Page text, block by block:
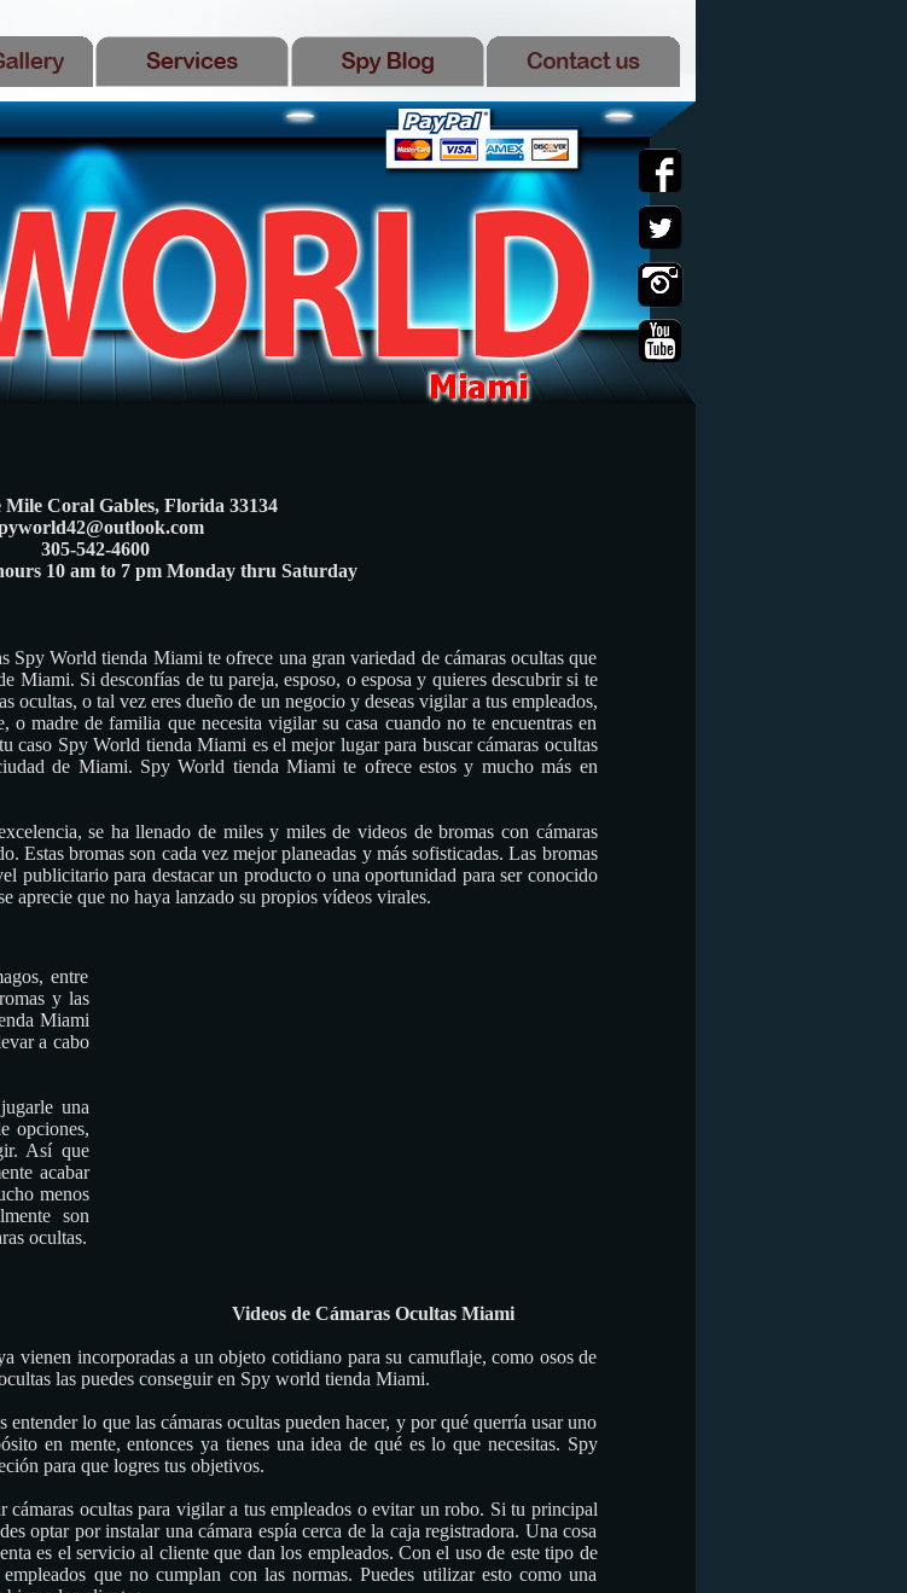
Mile Coral Gables, Florida 33134
305-542-4600
10 am to 7 pm Monday thru Saturday
Spy World tienda Miami te ofrece una gran variedad de cámaras ocultas que
Miami. Si desconfías de tu pareja, esposo, o esposa y quieres descubrir si te
ocultas, o tal vez eres dueño de un negocio y deseas vigilar a tus empleados,
o madre de familia que necesita vigilar su casa cuando no te encuentras en
caso Spy World tienda Miami es el mejor lugar para buscar cámaras ocultas
de Miami. Spy World tienda Miami te ofrece estos y mucho más en
se ha llenado de miles y miles de videos de bromas con cámaras
Estas bromas son cada vez mejor planeadas y más sofisticadas. Las bromas
publicitario para destacar un producto o una oportunidad para ser conocido
aprecie que no haya lanzado su propios vídeos virales.
entre
y las
Miami
a cabo
una
opciones,
Así que
acabar
menos
son
ocultas.
Videos de Cámaras Ocultas Miami
vienen incorporadas a un objeto cotidiano para su camuflaje, como osos de
las puedes conseguir en Spy world tienda Miami.
entender lo que las cámaras ocultas pueden hacer, y por qué querría usar uno
en mente, entonces ya tienes una idea de qué es lo que necesitas. Spy
para que logres tus objetivos.
cámaras ocultas para vigilar a tus empleados o evitar un robo. Si tu principal
optar por instalar una cámara espía cerca de la caja registradora. Una cosa
es el servicio al cliente que dan los empleados. Con el uso de este tipo de
que no cumplan con las normas. Puedes utilizar esto como una